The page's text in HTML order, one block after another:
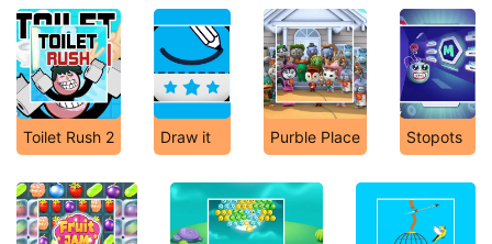
Toilet Rush 2 Draw it Purble Place Stopots